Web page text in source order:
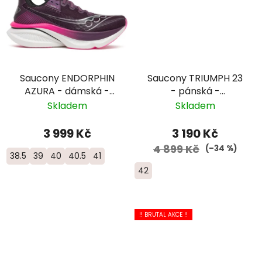
Saucony ENDORPHIN
AZURA - dámská -
fialová
Skladem
3 999 Kč
38.5 39 40 40.5 41
Saucony TRIUMPH 23
- pánská -
šedá/oranžová/zelená
Skladem
3 190 Kč
4 899 Kč (–34 %)
42
!! BRUTAL AKCE !!